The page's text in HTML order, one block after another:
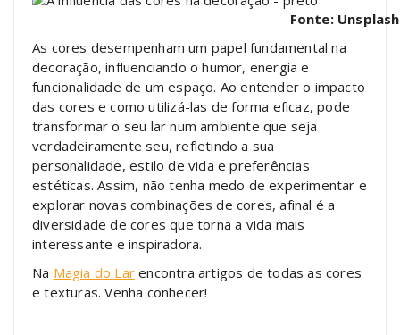
Fonte: Unsplash
As cores desempenham um papel fundamental na
decoração, influenciando o humor, energia e
funcionalidade de um espaço. Ao entender o impacto
das cores e como utilizá-las de forma eficaz, pode
transformar o seu lar num ambiente que seja
verdadeiramente seu, refletindo a sua
personalidade, estilo de vida e preferências
estéticas. Assim, não tenha medo de experimentar e
explorar novas combinações de cores, afinal é a
diversidade de cores que torna a vida mais
interessante e inspiradora.
Na Magia do Lar encontra artigos de todas as cores
e texturas. Venha conhecer!